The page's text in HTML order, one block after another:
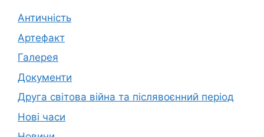
Античність
Артефакт
Галерея
Документи
Друга світова війна та післявоєнний період
Нові часи